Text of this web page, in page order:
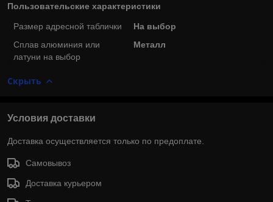
Пользовательские характеристики
Размер адресной таблички
На выбор
Сплав алюминия или
латуни на выбор
Металл
Скрыть
Условия доставки
Доставка осуществляется только по предоплате.
Самовывоз
Доставка курьером